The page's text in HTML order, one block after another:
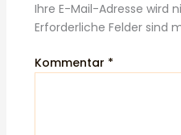
Ihre E-Mail-Adresse wird
Erforderliche Felder sind
Kommentar *